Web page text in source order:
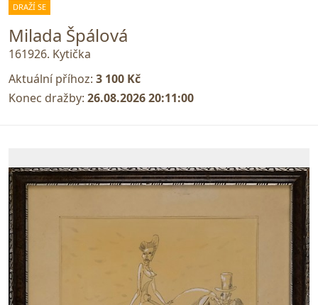
DRAŽÍ SE
Milada Špálová
161926. Kytička
Aktuální příhoz: 3 100 Kč
Konec dražby: 26.08.2026 20:11:00